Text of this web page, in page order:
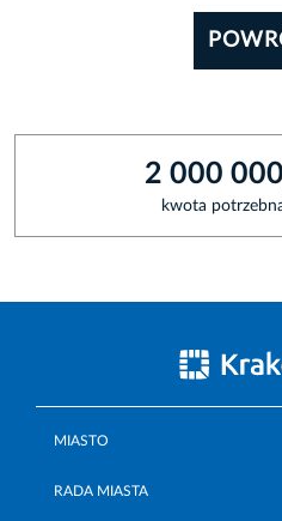
2 000
kwota
MIASTO
RADA MIASTA